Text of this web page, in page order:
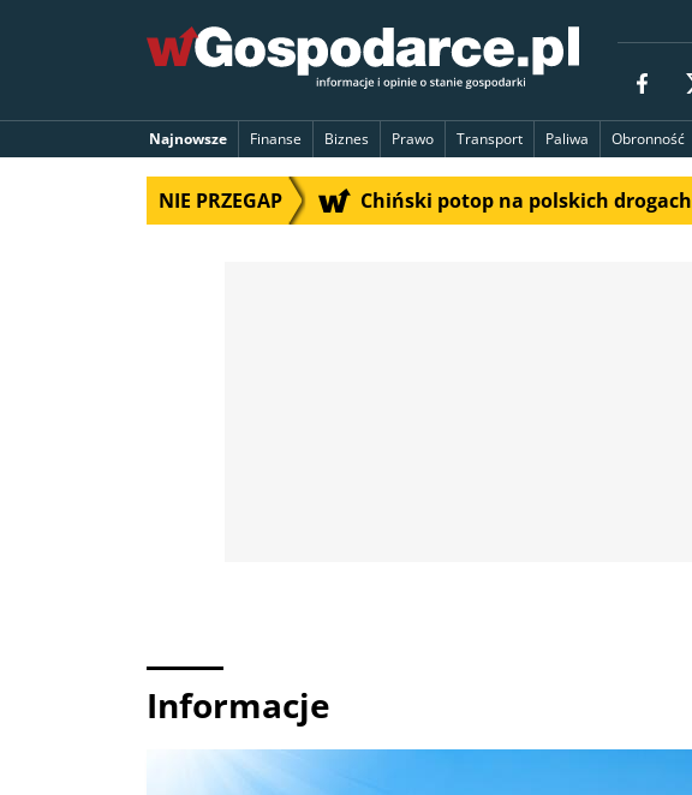
Najnowsze Finanse Biznes Prawo Transport Paliwa Obronność
NIE PRZEGAP Chiński potop na polskich drogach
Informacje